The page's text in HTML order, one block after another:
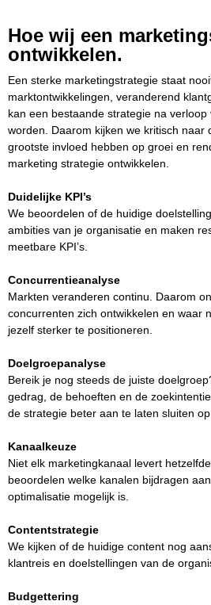
Hoe wij een
ontwikkelen.
Een sterke marketingstrategie staat
marktontwikkelingen, veranderend
kan een bestaande strategie na
worden. Daarom kijken we kritisch naar
grootste invloed hebben op groei en
marketing strategie ontwikkelen.
Duidelijke KPI’s
We beoordelen of de huidige
ambities van je organisatie en maken
meetbare KPI’s.
Concurrentieanalyse
Markten veranderen continu. Daarom
concurrenten zich ontwikkelen en waar
jezelf sterker te positioneren.
Doelgroepanalyse
Bereik je nog steeds de juiste
gedrag, de behoeften en de
de strategie beter aan te laten sluiten op
Kanaalkeuze
Niet elk marketingkanaal levert
beoordelen welke kanalen bijdragen
optimalisatie mogelijk is.
Contentstrategie
We kijken of de huidige content nog
klantreis en doelstellingen van de
Budgettering